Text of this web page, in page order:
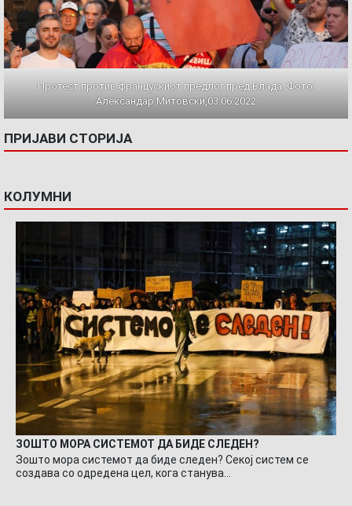
Протест против францускиот предлог пред Влада. Фото:
Александар Митовски,03.06.2022
ПРИЈАВИ СТОРИЈА
КОЛУМНИ
ЗОШТО МОРА СИСТЕМОТ ДА БИДЕ СЛЕДЕН?
Зошто мора системот да биде следен? Секој систем се
создава со одредена цел, кога станува…